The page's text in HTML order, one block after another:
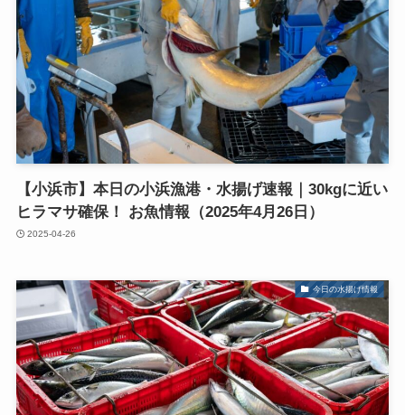
【小浜市】本日の小浜漁港・水揚げ速報｜30kgに近い
ヒラマサ確保！ お魚情報（2025年4月26日）
2025-04-26
今日の水揚げ情報